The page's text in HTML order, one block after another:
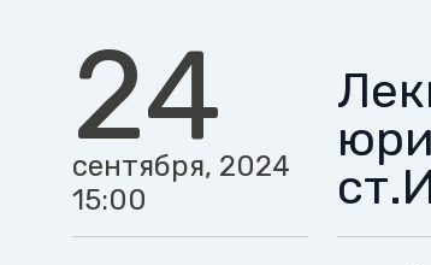
24
сентября, 2024
15:00